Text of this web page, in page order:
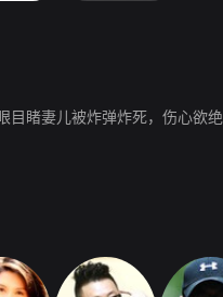
目睹妻儿被炸弹炸死，伤心欲